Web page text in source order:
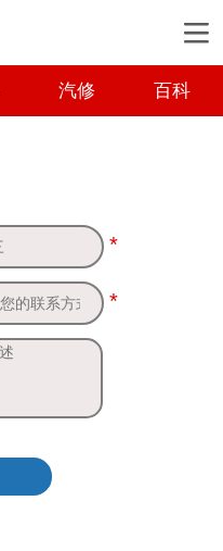
汽修 百科
*
*